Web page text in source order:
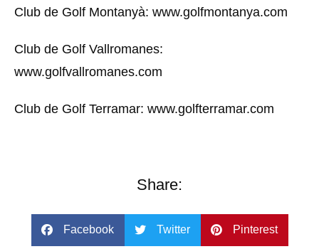
Club de Golf Montanyà: www.golfmontanya.com
Club de Golf Vallromanes:
www.golfvallromanes.com
Club de Golf Terramar: www.golfterramar.com
Share:
Facebook Twitter Pinterest